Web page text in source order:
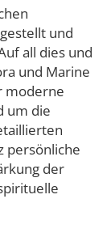
und
all dies und
und Marine
moderne
um die
persönliche
der